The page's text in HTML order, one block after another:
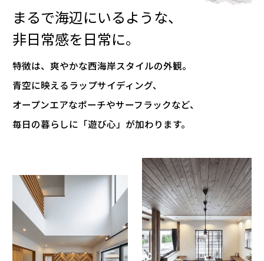
まるで海辺にいるような、
非日常感を日常に。
特徴は、爽やかな西海岸スタイルの外観。
青空に映えるラップサイディング、
オープンエアなポーチやサーフラックなど、
毎日の暮らしに「遊び心」が加わります。